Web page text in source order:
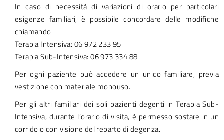
In caso di necessità di variazioni di orario per particolari
esigenze familiari, è possibile concordare delle modifiche
chiamando
Terapia Intensiva: 06 972 233 95
Terapia Sub-Intensiva: 06 973 334 88
Per ogni paziente può accedere un unico familiare, previa
vestizione con materiale monouso.
Per gli altri familiari dei soli pazienti degenti in Terapia Sub-
Intensiva, durante l’orario di visita, è permesso sostare in un
corridoio con visione del reparto di degenza.